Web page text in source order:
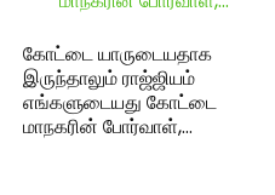
கோட்டை யாருடையதாக
இருந்தாலும் ராஜ்ஜியம்
எங்களுடையது கோட்டை
மாநகரின் போர்வாள்,…